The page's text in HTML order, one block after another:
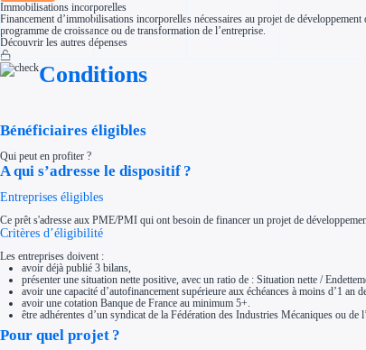
Outre-mer
Aides Région Guadeloupe
Nos tarifs
Ressources
Nos partenaires
Immobilisations incorporelles
Financement d’immobilisations incorporelles nécessaires au projet de
programme de croissance ou de transformation de l’entreprise.
Découvrir les autres dépenses
Conditions
Bénéficiaires éligibles
Qui peut en profiter ?
A qui s’adresse le dispositif ?
Entreprises éligibles
Ce prêt s'adresse aux PME/PMI qui ont besoin de financer un projet de
Critères d’éligibilité
Les entreprises doivent :
avoir déjà publié 3 bilans,
présenter une situation nette positive, avec un ratio de : Situation nette /
avoir une capacité d’autofinancement supérieure aux échéances à moins d’1 an
avoir une cotation Banque de France au minimum 5+.
être adhérentes d’un syndicat de la Fédération des Industries Mécaniques ou de
Pour quel projet ?